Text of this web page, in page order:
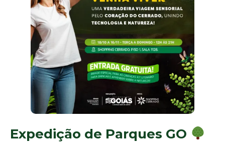
Expedição de Parques GO